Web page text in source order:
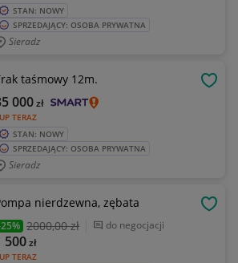
STAN: NOWY
SPRZEDAJĄCY: OSOBA PRYWATNA
Sieradz
taśmowy 12m.
TERAZ
000zł
STAN: NOWY
SPRZEDAJĄCY: OSOBA PRYWATNA
Sieradz
nierdzewna, zębata
2000,00 zł do negocjacji
TERAZ
500zł